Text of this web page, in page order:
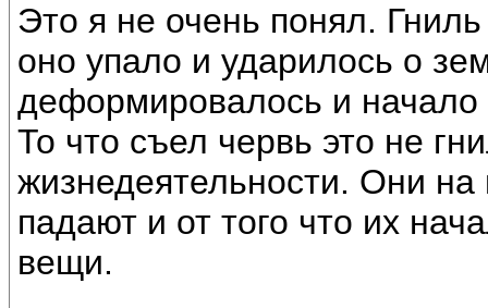
Это я не очень понял. Гниль
оно упало и ударилось о
деформировалось и начало
То что съел червь это не
жизнедеятельности. Они
падают и от того что их
вещи.